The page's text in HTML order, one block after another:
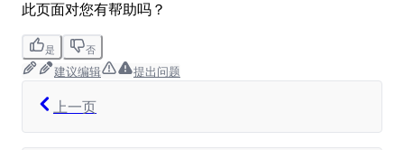
此页面对您有帮助吗？
是 否
建议编辑 提出问题
上一页